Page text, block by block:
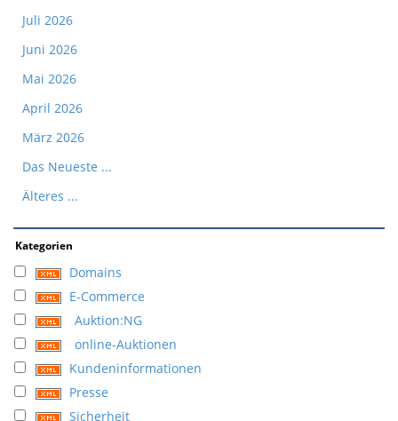
Juli 2026
Juni 2026
Mai 2026
April 2026
März 2026
Das Neueste ...
Älteres ...
Kategorien
Domains
E-Commerce
Auktion:NG
online-Auktionen
Kundeninformationen
Presse
Sicherheit